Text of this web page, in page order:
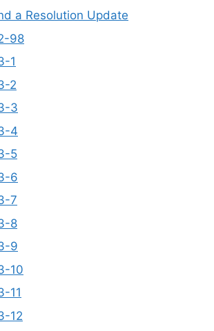
a Resolution Update
98
1
2
3
4
5
6
7
8
9
10
11
12